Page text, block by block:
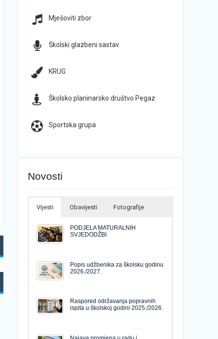
Mješoviti zbor
Školski glazbeni sastav
KRUG
Školsko planinarsko društvo Pegaz
Sportska grupa
Novosti
Vijesti Obavijesti Fotografije
PODJELA MATURALNIH
SVJEDODŽBI
Popis udžbenika za školsku godinu
2026./2027.
Raspored održavanja popravnih
ispita u školskoj godini 2025./2026.
Najava promjena u radu i